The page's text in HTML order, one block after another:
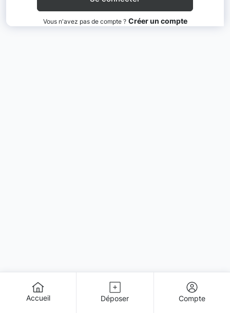
Vous n'avez pas de compte ? Créer un compte
Accueil Déposer Compte